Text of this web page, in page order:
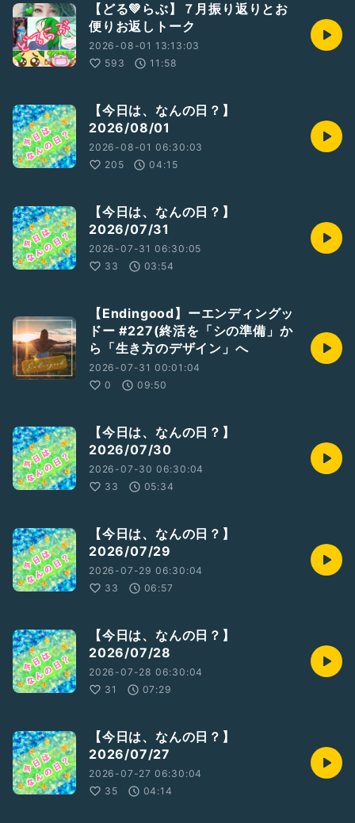
#ひとり語り
#豆知識
#裏話 #最近学んだ知識を披露する
#絶対共感してもらえないこと
#最近モヤモヤしてること
収録日:2026/06/04
【どる💚らぶ】７月振り返りとお
便りお返しトーク
2026-08-01 13:13:03
593
11:58
【今日は、なんの日？】
2026/08/01
2026-08-01 06:30:03
205
04:15
【今日は、なんの日？】
2026/07/31
2026-07-31 06:30:05
33
03:54
【Endingood】ーエンディングッ
ドー #227(終活を「シの準備」か
ら「生き方のデザイン」へ
2026-07-31 00:01:04
0
09:50
【今日は、なんの日？】
2026/07/30
2026-07-30 06:30:04
33
05:34
【今日は、なんの日？】
2026/07/29
2026-07-29 06:30:04
33
06:57
【今日は、なんの日？】
2026/07/28
2026-07-28 06:30:04
31
07:29
【今日は、なんの日？】
2026/07/27
2026-07-27 06:30:04
35
04:14